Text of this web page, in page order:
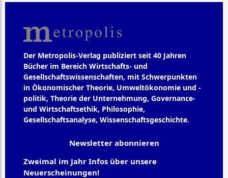
Der Metropolis-Verlag publiziert seit 40 Jahren
Bücher im Bereich Wirtschafts- und
Gesellschaftswissenschaften, mit Schwerpunkten
in Ökonomischer Theorie, Umweltökonomie und -
politik, Theorie der Unternehmung, Governance-
und Wirtschaftsethik, Philosophie,
Gesellschaftsanalyse, Wissenschaftsgeschichte.
Newsletter abonnieren
Zweimal im Jahr Infos über unsere
Neuerscheinungen!